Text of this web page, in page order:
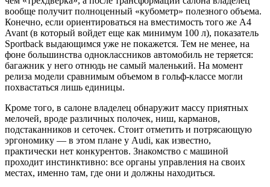
вообще получит полноценный «кубометр» полезного объема.
Конечно, если ориентироваться на вместимость того же А4
Avant (в который войдет еще как минимум 100 л), показатель
Sportback выдающимся уже не покажется. Тем не менее, на
фоне большинства одноклассников автомобиль не теряется:
багажник у него отнюдь не самый маленький. На момент
релиза модели сравнимым объемом в гольф-классе могли
похвастаться лишь единицы.
Кроме того, в салоне владелец обнаружит массу приятных
мелочей, вроде различных полочек, ниш, карманов,
подстаканников и сеточек. Стоит отметить и потрясающую
эргономику — в этом плане у Audi, как известно,
практически нет конкурентов. Знакомство с машиной
проходит инстинктивно: все органы управления на своих
местах, именно там, где они и должны находиться.